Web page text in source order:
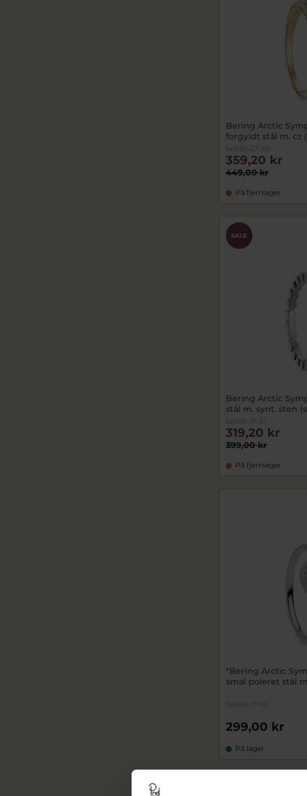
Bering Arctic
forgyldt stål m. cz
be536-27-X5
449,00 kr
359,20 kr
På fjernlager
SALE
Bering Arctic
stål m. synt. sten
be595-17-X1
399,00 kr
319,20 kr
På fjernlager
*Bering Arctic
smal poleret stål
be585-17-X0
299,00 kr
På lager